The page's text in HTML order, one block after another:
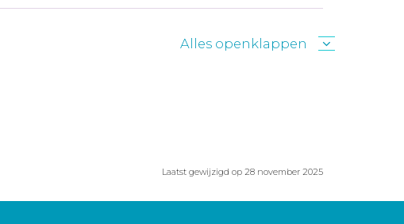
Alles openklappen
Laatst gewijzigd op 28 november 2025